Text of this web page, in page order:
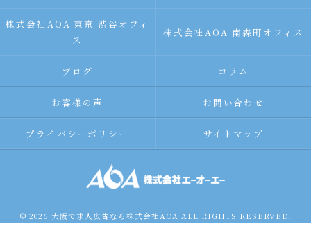
株式会社AOA 東京 渋谷オフィ
ス
株式会社AOA 南森町オフィス
ブログ コラム
お客様の声 お問い合わせ
プライバシーポリシー サイトマップ
© 2026 大阪で求人広告なら株式会社AOA ALL RIGHTS RESERVED.